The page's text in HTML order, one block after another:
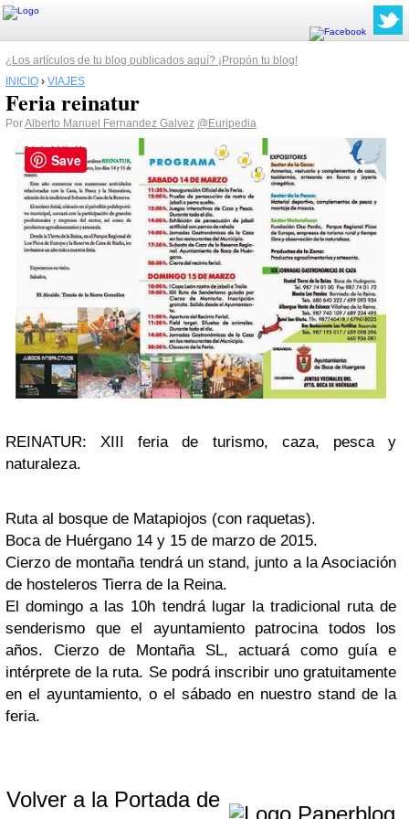
¿Los artículos de tu blog publicados aquí? ¡Propón tu blog!
INICIO › VIAJES
Feria reinatur
PorAlberto Manuel Fernandez Galvez @Euripedia
REINATUR: XIII feria de turismo, caza, pesca y
naturaleza.
Ruta al bosque de Matapiojos (con raquetas).
Boca de Huérgano 14 y 15 de marzo de 2015.
Cierzo de montaña tendrá un stand, junto a la Asociación
de hosteleros Tierra de la Reina.
El domingo a las 10h tendrá lugar la tradicional ruta de
senderismo que el ayuntamiento patrocina todos los
años. Cierzo de Montaña SL, actuará como guía e
intérprete de la ruta. Se podrá inscribir uno gratuitamente
en el ayuntamiento, o el sábado en nuestro stand de la
feria.
Volver a la Portada de
Save